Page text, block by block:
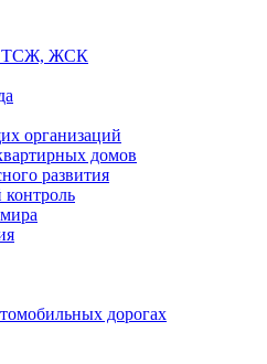
ТСЖ, ЖСК
организаций
домов
развития
дорогах